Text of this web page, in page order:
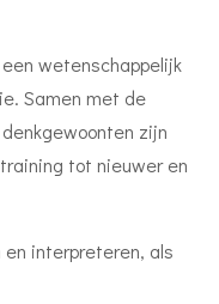
wetenschappelijk
Samen met de
zijn
tot nieuwer en
en interpreteren, als